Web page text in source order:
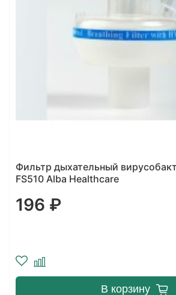
Фильтр дыхательный
электростатический стерильный
104 ₽
Уведомить о